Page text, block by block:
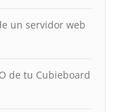
un servidor web
de tu Cubieboard